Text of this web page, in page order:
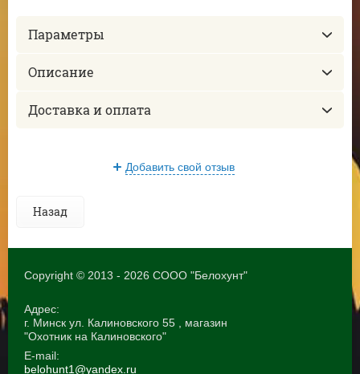
Параметры
Описание
Доставка и оплата
Добавить свой отзыв
Назад
Copyright © 2013 - 2026 СООО "Белохунт"
Адрес:
г. Минск ул. Калиновского 55 , магазин
"Охотник на Калиновского"
E-mail:
belohunt1@yandex.ru